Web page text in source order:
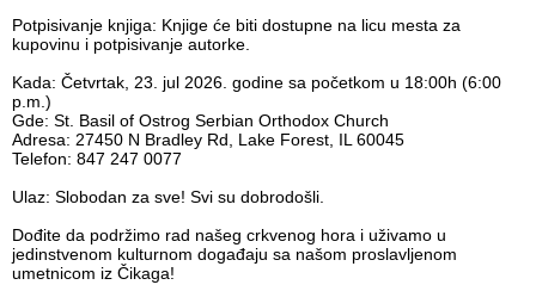
Potpisivanje knjiga: Knjige će biti dostupne na licu mesta za
kupovinu i potpisivanje autorke.
Kada: Četvrtak, 23. jul 2026. godine sa početkom u 18:00h (6:00
p.m.)
Gde: St. Basil of Ostrog Serbian Orthodox Church
Adresa: 27450 N Bradley Rd, Lake Forest, IL 60045
Telefon: 847 247 0077
Ulaz: Slobodan za sve! Svi su dobrodošli.
Dođite da podržimo rad našeg crkvenog hora i uživamo u
jedinstvenom kulturnom događaju sa našom proslavljenom
umetnicom iz Čikaga!